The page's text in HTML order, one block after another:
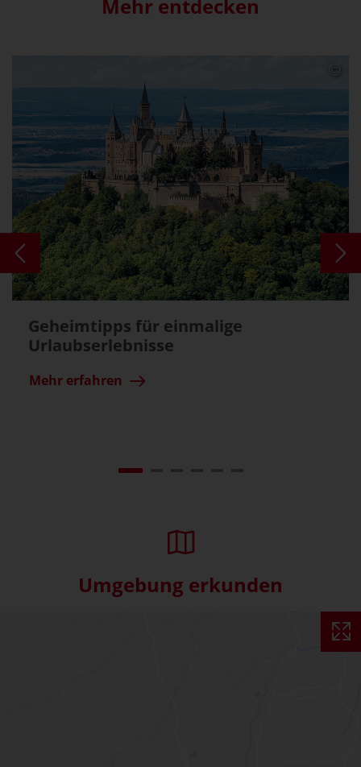
Mehr entdecken
Geheimtipps für einmalige
Urlaubserlebnisse
Mehr erfahren
Umgebung erkunden
Interaktive Karte